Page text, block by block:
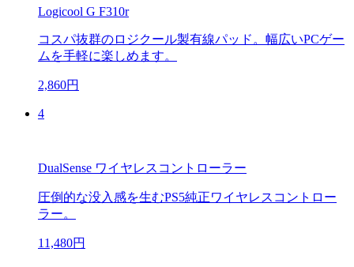
Logicool G F310r
コスパ抜群のロジクール製有線パッド。幅広いPCゲー
ムを手軽に楽しめます。
2,860円
4
DualSense ワイヤレスコントローラー
圧倒的な没入感を生むPS5純正ワイヤレスコントロー
ラー。
11,480円